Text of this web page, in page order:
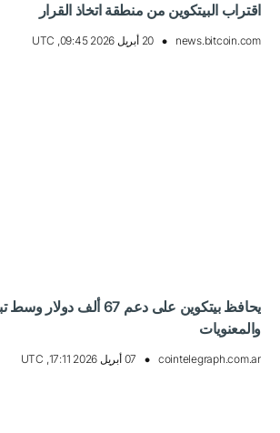
اقتراب البيتكوين من منطقة اتخاذ القرار
news.bitcoin.com 20 أبريل 2026 09:45, UTC
يحافظ بيتكوين على دعم 67 ألف
والمعنويات
cointelegraph.com.ar 07 أبريل 2026 17:11, UTC